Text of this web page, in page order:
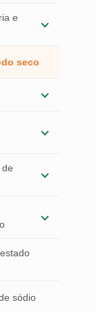
e
seco
sódio